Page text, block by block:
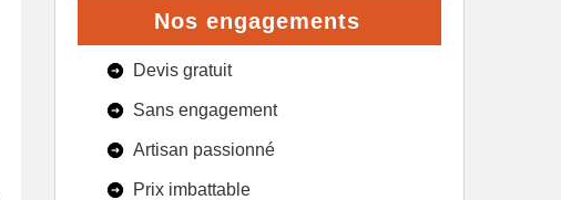
Nos engagements
Devis gratuit
Sans engagement
Artisan passionné
Prix imbattable